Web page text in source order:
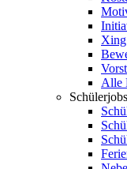
Alle
Schülerjobs